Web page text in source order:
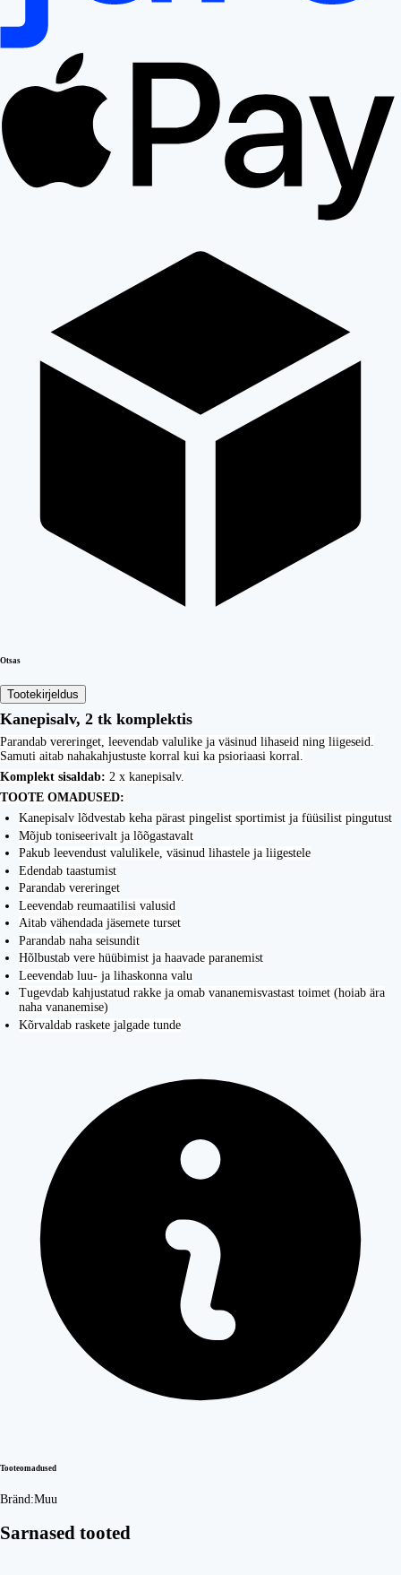
Otsas
Tootekirjeldus
Kanepisalv, 2 tk komplektis
Parandab vereringet, leevendab valulike ja väsinud lihaseid ning liigeseid.
Samuti aitab nahakahjustuste korral kui ka psioriaasi korral.
Komplekt sisaldab: 2 x kanepisalv.
TOOTE OMADUSED:
Kanepisalv lõdvestab keha pärast pingelist sportimist ja füüsilist pingutust
Mõjub toniseerivalt ja lõõgastavalt
Pakub leevendust valulikele, väsinud lihastele ja liigestele
Edendab taastumist
Parandab vereringet
Leevendab reumaatilisi valusid
Aitab vähendada jäsemete turset
Parandab naha seisundit
Hõlbustab vere hüübimist ja haavade paranemist
Leevendab luu- ja lihaskonna valu
Tugevdab kahjustatud rakke ja omab vananemisvastast toimet (hoiab ära
naha vananemise)
Kõrvaldab raskete jalgade tunde
Tooteomadused
Bränd:Muu
Sarnased tooted